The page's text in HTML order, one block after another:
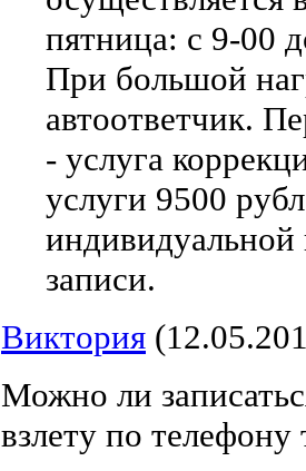
пятница: с 9-00
При большой
автоответчик.
- услуга
услуги 9500
индивидуальной
записи.
Виктория
Можно ли
взлету по